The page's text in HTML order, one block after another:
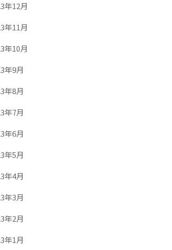
年12月
年11月
年10月
年9月
年8月
年7月
年6月
年5月
年4月
年3月
年2月
年1月